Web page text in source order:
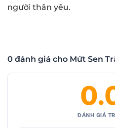
người thân yêu.
0 đánh giá cho Mứt Sen
ĐÁNH GIÁ